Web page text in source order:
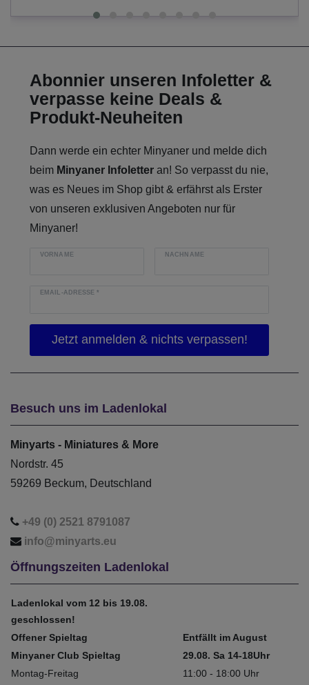
Abonnier unseren Infoletter &
verpasse keine Deals &
Produkt-Neuheiten
Dann werde ein echter Minyaner und melde dich
beim Minyaner Infoletter an! So verpasst du nie,
was es Neues im Shop gibt & erfährst als Erster
von unseren exklusiven Angeboten nur für
Minyaner!
VORNAME NACHNAME
EMAIL-ADRESSE*
Besuch uns im Ladenlokal
Minyarts - Miniatures & More
Nordstr. 45
59269 Beckum, Deutschland
+49 (0) 2521 8791087
info@minyarts.eu
Öffnungszeiten Ladenlokal
Ladenlokal vom 12 bis 19.08.
geschlossen!
Offener Spieltag
Entfällt im August
Minyaner Club Spieltag
29.08. Sa 14-18Uhr
Montag-Freitag
11:00 - 18:00 Uhr